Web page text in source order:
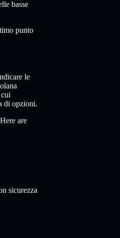
basse
punto
le
di opzioni.
are
sicurezza